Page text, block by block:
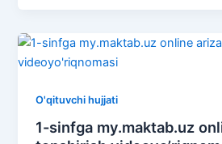
O'qituvchi hujjati
1-sinfga my.maktab.uz